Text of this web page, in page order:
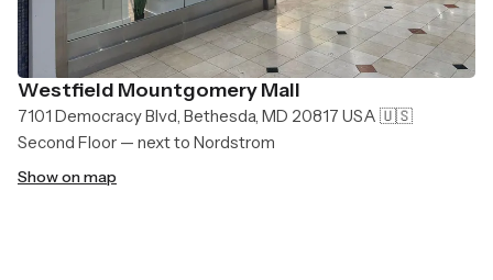
Westfield Mountgomery Mall
7101 Democracy Blvd, Bethesda, MD 20817 USA 🇺🇸
Second Floor — next to Nordstrom
Show on map